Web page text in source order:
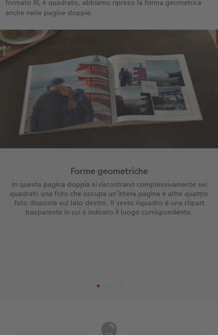
formato XL è quadrato, abbiamo ripreso la forma geometrica
anche nelle pagine doppie.
Forme geometriche
In questa pagina doppia si riscontrano complessivamente sei
quadrati: una foto che occupa un’intera pagina e altre quattro
foto disposte sul lato destro. Il sesto riquadro è una clipart
trasparente in cui è indicato il luogo corrispondente.